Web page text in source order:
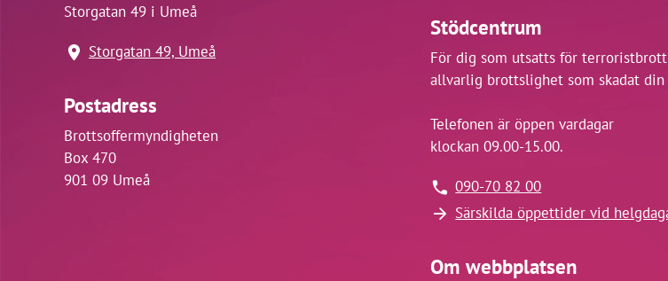
Storgatan 49 i Umeå
Storgatan 49, Umeå
Postadress
Brottsoffermyndigheten
Box 470
901 09 Umeå
Stödcentrum
För dig som utsatts för
allvarlig brottslighet som skadat din
Telefonen är öppen vardagar
klockan 09.00-15.00.
090-70 82 00
Särskilda öppettider vid
Om webbplatsen